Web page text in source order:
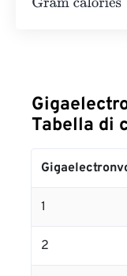
Gram calories=
Tabella di
1
2